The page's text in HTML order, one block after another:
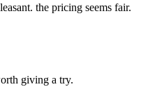
the pricing seems fair.
giving a try.